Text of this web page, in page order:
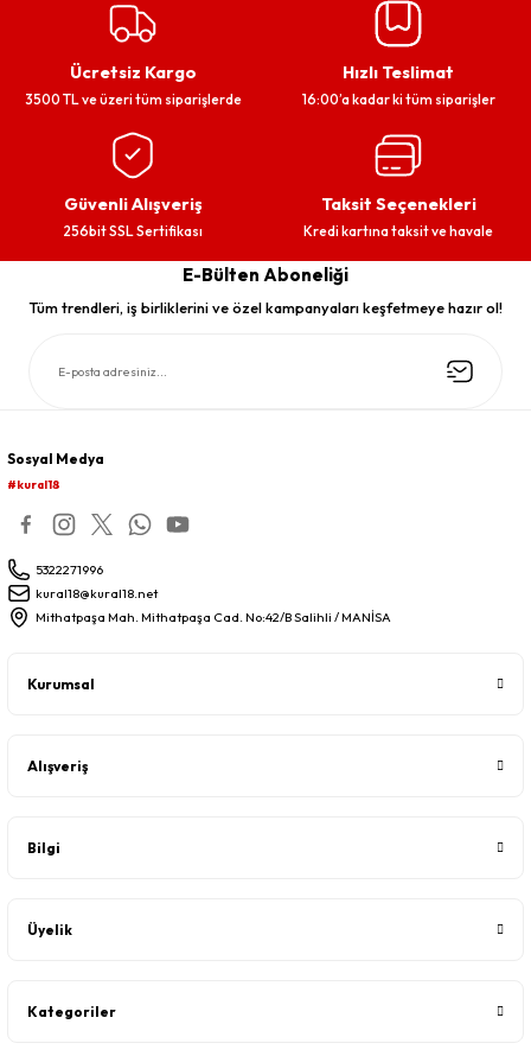
Ücretsiz Kargo
3500 TL ve üzeri tüm siparişlerde
Hızlı Teslimat
16:00’a kadar ki tüm siparişler
Güvenli Alışveriş
256bit SSL Sertifikası
Taksit Seçenekleri
Kredi kartına taksit ve havale
E-Bülten Aboneliği
Tüm trendleri, iş birliklerini ve özel kampanyaları keşfetmeye hazır ol!
Sosyal Medya
#kural18
5322271996
kural18@kural18.net
Mithatpaşa Mah. Mithatpaşa Cad. No:42/B Salihli / MANİSA
Kurumsal
Alışveriş
Bilgi
Üyelik
Kategoriler